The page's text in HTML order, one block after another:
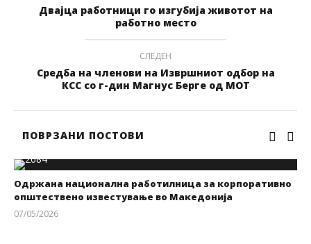
Двајца работници го изгубија животот на
работно место
СЛЕДЕН
Средба на членови на Извршниот одбор на
КСС со г-дин Магнус Берге од МОТ
ПОВРЗАНИ ПОСТОВИ
Одржана национална работилница за корпоративно
општествено известување во Македонија
07/05/2026